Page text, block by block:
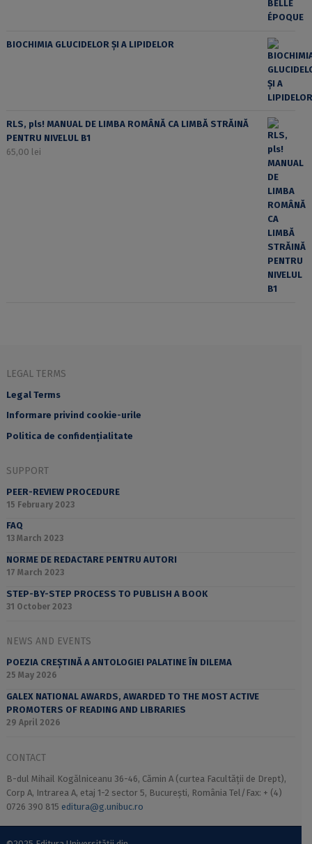
BIOCHIMIA GLUCIDELOR ȘI A LIPIDELOR
RLS, pls! MANUAL DE LIMBA ROMÂNĂ CA LIMBĂ STRĂINĂ
PENTRU NIVELUL B1
65,00 lei
LEGAL TERMS
Legal Terms
Informare privind cookie-urile
Politica de confidențialitate
SUPPORT
PEER-REVIEW PROCEDURE
15 February 2023
FAQ
13 March 2023
NORME DE REDACTARE PENTRU AUTORI
17 March 2023
STEP-BY-STEP PROCESS TO PUBLISH A BOOK
31 October 2023
NEWS AND EVENTS
POEZIA CREȘTINĂ A ANTOLOGIEI PALATINE ÎN DILEMA
25 May 2026
GALEX NATIONAL AWARDS, AWARDED TO THE MOST ACTIVE
PROMOTERS OF READING AND LIBRARIES
29 April 2026
CONTACT
B-dul Mihail Kogălniceanu 36-46, Cămin A (curtea Facultății de Drept),
Corp A, Intrarea A, etaj 1-2 sector 5, București, România Tel/Fax: + (4)
0726 390 815 editura@g.unibuc.ro